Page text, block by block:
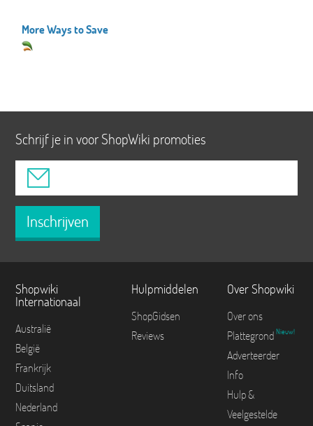
More Ways to Save
Schrijf je in voor ShopWiki promoties
Inschrijven
Shopwiki
Internationaal
Australië
België
Frankrijk
Duitsland
Nederland
Hulpmiddelen
ShopGidsen
Reviews
Over Shopwiki
Over ons
Plattegrond Nieuw!
Adverteerder
Info
Hulp &
Veelgestelde